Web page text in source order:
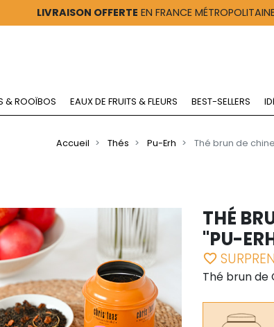
LIVRAISON OFFERTE EN FRANCE
& ROOÏBOS EAUX DE FRUITS & FLEURS BEST-SELLERS
Accueil Thés Pu-Erh Thé brun de
THÉ
"PU-
favorite_border
Thé brun de